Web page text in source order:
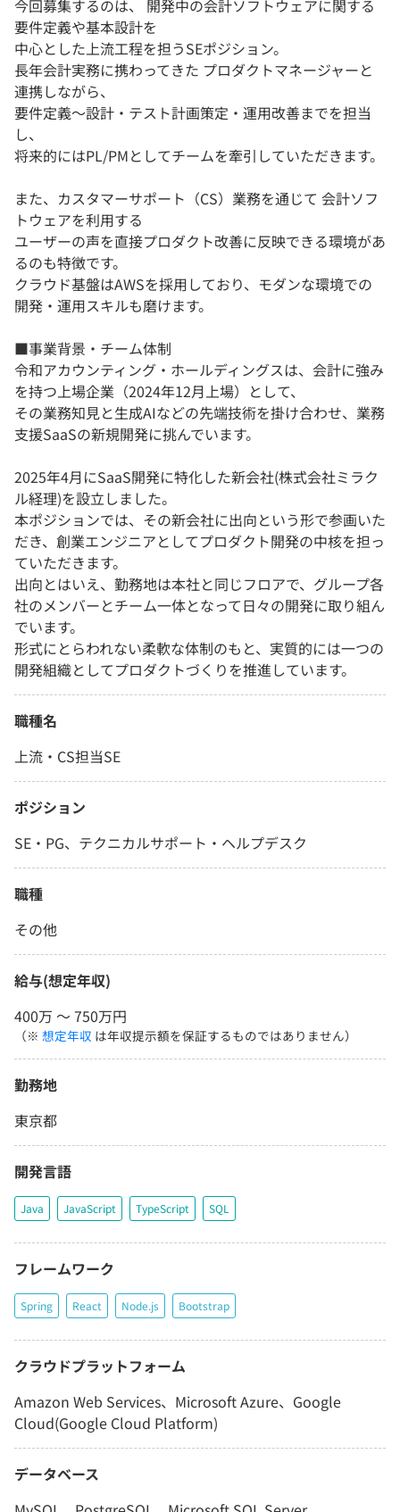
今回募集するのは、 開発中の会計ソフトウェアに関する
要件定義や基本設計を
中心とした上流工程を担うSEポジション。
長年会計実務に携わってきた プロダクトマネージャーと
連携しながら、
要件定義～設計・テスト計画策定・運用改善までを担当
し、
将来的にはPL/PMとしてチームを牽引していただきます。
また、カスタマーサポート（CS）業務を通じて 会計ソフ
トウェアを利用する
ユーザーの声を直接プロダクト改善に反映できる環境があ
るのも特徴です。
クラウド基盤はAWSを採用しており、モダンな環境での
開発・運用スキルも磨けます。
■事業背景・チーム体制
令和アカウンティング・ホールディングスは、会計に強み
を持つ上場企業（2024年12月上場）として、
その業務知見と生成AIなどの先端技術を掛け合わせ、業務
支援SaaSの新規開発に挑んでいます。
2025年4月にSaaS開発に特化した新会社(株式会社ミラク
ル経理)を設立しました。
本ポジションでは、その新会社に出向という形で参画いた
だき、創業エンジニアとしてプロダクト開発の中核を担っ
ていただきます。
出向とはいえ、勤務地は本社と同じフロアで、グループ各
社のメンバーとチーム一体となって日々の開発に取り組ん
でいます。
形式にとらわれない柔軟な体制のもと、実質的には一つの
開発組織としてプロダクトづくりを推進しています。
職種名
上流・CS担当SE
ポジション
SE・PG、テクニカルサポート・ヘルプデスク
職種
その他
給与(想定年収)
400万 〜 750万円
（※ 想定年収 は年収提示額を保証するものではありません）
勤務地
東京都
開発言語
Java JavaScript TypeScript SQL
フレームワーク
Spring React Node.js Bootstrap
クラウドプラットフォーム
Amazon Web Services、Microsoft Azure、Google
Cloud(Google Cloud Platform)
データベース